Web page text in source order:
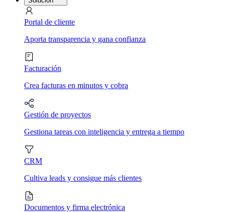
Portal de cliente
Aporta transparencia y gana confianza
Facturación
Crea facturas en minutos y cobra
Gestión de proyectos
Gestiona tareas con inteligencia y entrega a tiempo
CRM
Cultiva leads y consigue más clientes
Documentos y firma electrónica